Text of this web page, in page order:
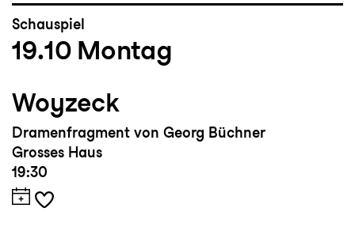
Schauspiel
19.10 Montag
Woyzeck
Dramenfragment von Georg Büchner
Grosses Haus
19:30